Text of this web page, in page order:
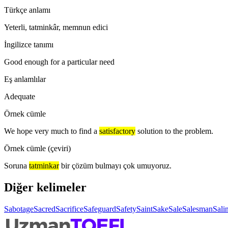
Türkçe anlamı
Yeterli, tatminkâr, memnun edici
İngilizce tanımı
Good enough for a particular need
Eş anlamlılar
Adequate
Örnek cümle
We hope very much to find a satisfactory solution to the problem.
Örnek cümle (çeviri)
Soruna tatminkar bir çözüm bulmayı çok umuyoruz.
Diğer kelimeler
SabotageSacredSacrificeSafeguardSafetySaintSakeSaleSalesman